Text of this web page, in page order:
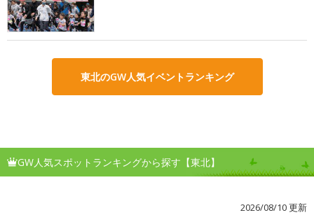
東北のGW人気イベントランキング
GW人気スポットランキングから探す【東北】
2026/08/10 更新